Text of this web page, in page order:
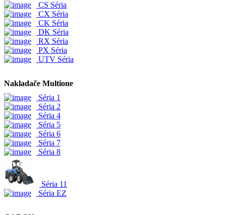
CS Séria
CX Séria
CK Séria
DK Séria
RX Séria
PX Séria
UTV Séria
Nakladače Multione
Séria 1
Séria 2
Séria 4
Séria 5
Séria 6
Séria 7
Séria 8
Séria 11
Séria EZ